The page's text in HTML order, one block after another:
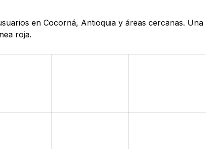
en Cocorná, Antioquia y áreas cercanas. Una
roja.